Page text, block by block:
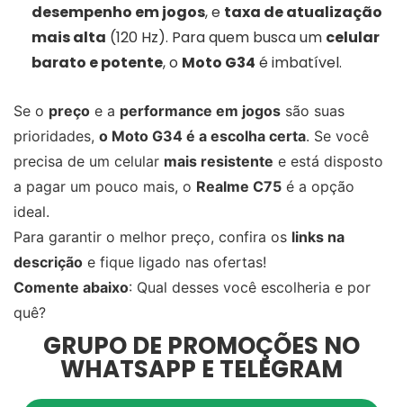
desempenho em jogos, e taxa de atualização
mais alta (120 Hz). Para quem busca um celular
barato e potente, o Moto G34 é imbatível.
Se o preço e a performance em jogos são suas
prioridades, o Moto G34 é a escolha certa. Se você
precisa de um celular mais resistente e está disposto
a pagar um pouco mais, o Realme C75 é a opção
ideal.
Para garantir o melhor preço, confira os links na
descrição e fique ligado nas ofertas!
Comente abaixo: Qual desses você escolheria e por
quê?
GRUPO DE PROMOÇÕES NO
WHATSAPP E TELEGRAM